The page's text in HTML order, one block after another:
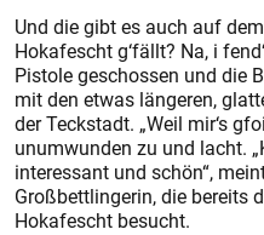
Und die gibt es auch auf
Hoka­fescht g‘fällt? Na, i
Pistole geschossen und die
mit den etwas längeren,
der Teckstadt. „Weil mir‘s
unumwunden zu und lacht.
interessant und schön“,
Großbettlingerin, die bereits
Hokafescht besucht.